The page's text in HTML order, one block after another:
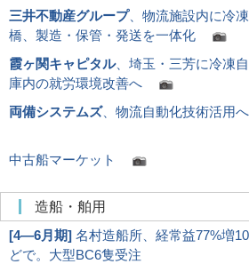
三井不動産グループ、物流施設内に冷
橋、製造・保管・発送を一体化
霞ヶ関キャピタル、埼玉・三芳に冷凍
庫内の就労環境改善へ
両備システムズ、物流自動化技術活用
中古船マーケット
造船・舶用
[4―6月期] 名村造船所、経常益77%増
どで。大型BC6隻受注